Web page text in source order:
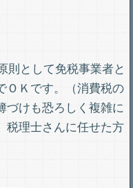
則として免税事業者と
ＯＫです。（消費税の
づけも恐ろしく複雑に
税理士さんに任せた方